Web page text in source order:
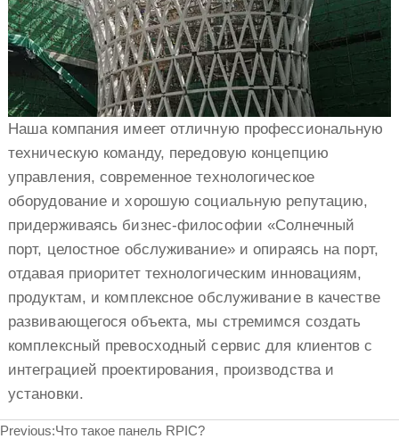
Наша компания имеет отличную профессиональную
техническую команду, передовую концепцию
управления, современное технологическое
оборудование и хорошую социальную репутацию,
придерживаясь бизнес-философии «Солнечный
порт, целостное обслуживание» и опираясь на порт,
отдавая приоритет технологическим инновациям,
продуктам, и комплексное обслуживание в качестве
развивающегося объекта, мы стремимся создать
комплексный превосходный сервис для клиентов с
интеграцией проектирования, производства и
установки.
Previous:Что такое панель RPIC?